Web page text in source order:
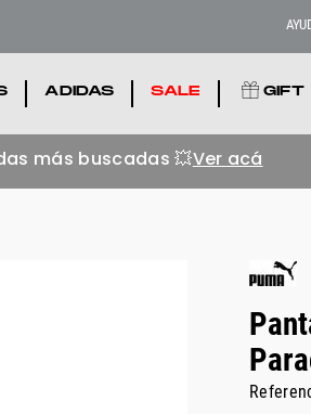
ADIDAS SALE GIFT
más buscadas 💥Ver acá